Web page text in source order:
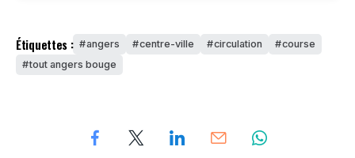
Étiquettes : angers centre-ville circulation
course
tout angers bouge